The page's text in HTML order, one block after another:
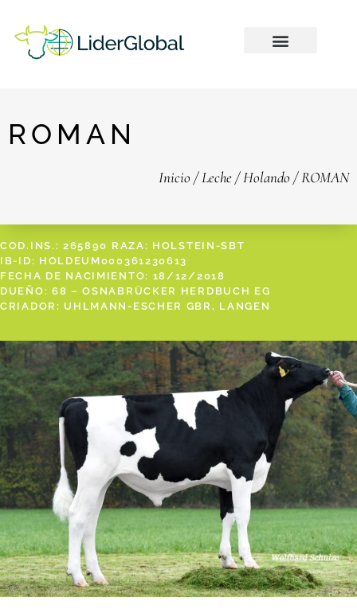
ROMAN
Inicio /Leche /Holando / ROMAN
COD.INS.: 265890 RAZA: HOLSTEIN-SBT
IB-ID: HOLDEUM000361230613
FECHA DE NACIMIENTO: 18/12/2018
DUEÑO: 68 – OSNABRÜCKER HERDBUCH EG
CRIADOR: UHLMANN-ESCHER GBR, LANGEN